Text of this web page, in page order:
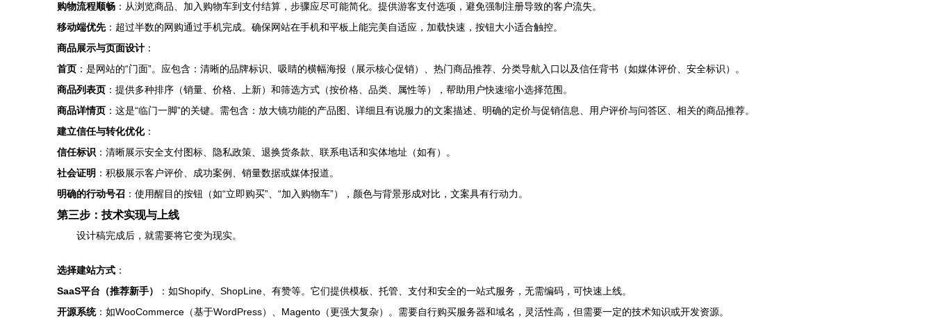
购物流程顺畅 ：从浏览商品、加入购物车到支付结算，步骤应尽可能简化。提供游客支付选项，避免强制注册导致的客户流失。
移动端优先：超过半数的网购通过手机完成。确保网站在手机和平板上能完美自适应，加载快速，按钮大小适合触控。
商品展示与页面设计 ：
首页 ：是网站的“门面”。应包含：清晰的品牌标识、吸睛的横幅海报（展示核心促销）、热门商品推荐、分类导航入口以及信任背书（如媒体评价、安全标识）。
商品列表页 ：提供多种排序（销量、价格、上新）和筛选方式（按价格、品类、属性等），帮助用户快速缩小选择范围。
商品详情页 ：这是“临门一脚”的关键。需包含：放大镜功能的产品图、详细且有说服力的文案描述、明确的定价与促销信息、用户评价与问答区、相关的商品推荐。
建立信任与转化优化：
信任标识 ：清晰展示安全支付图标、隐私政策、退换货条款、联系电话和实体地址（如有）。
社会证明 ：积极展示客户评价、成功案例、销量数据或媒体报道。
明确的行动号召 ：使用醒目的按钮（如“立即购买”、“加入购物车”），颜色与背景形成对比，文案具有行动力。
第三步：技术实现与上线
设计稿完成后，就需要将它变为现实。
选择建站方式 ：
SaaS平台（推荐新手）
：如Shopify、ShopLine、有赞等。它们提供模板、托管、支付和安全的一站式服务，无需编码，可快速上线。
开源系统：如WooCommerce（基于WordPress）、Magento（更强大复杂）。需要自行购买服务器和域名，灵活性高，但需要一定的技术知识或开发资源。